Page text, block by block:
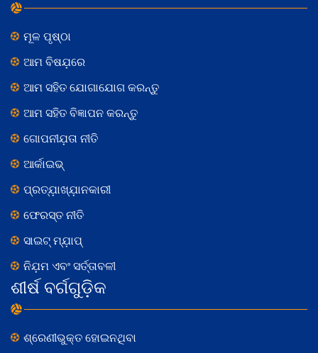
ମୂଳ ପୃଷ୍ଠା
ଆମ ବିଷଯ଼ରେ
ଆମ ସହିତ ଯୋଗାଯୋଗ କରନ୍ତୁ
ଆମ ସହିତ ବିଜ୍ଞାପନ କରନ୍ତୁ
ଗୋପନୀଯ଼ତା ନୀତି
ଆର୍କାଇଭ୍
ପ୍ରତ୍ଯ଼ାଖ୍ଯ଼ାନକାରୀ
ଫେରସ୍ତ ନୀତି
ସାଇଟ୍ ମ୍ଯ଼ାପ୍
ନିଯ଼ମ ଏବଂ ସର୍ତ୍ତାବଳୀ
ଶୀର୍ଷ ବର୍ଗଗୁଡ଼ିକ
ଶ୍ରେଣୀଭୁକ୍ତ ହୋଇନଥିବା